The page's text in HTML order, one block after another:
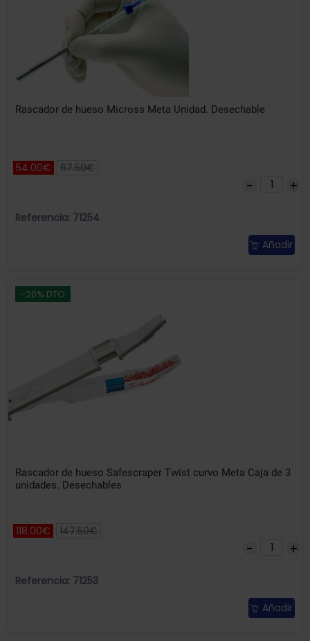
Rascador de hueso Micross Meta Unidad. Desechable
54.00€ 67.50€
Referencia: 71254
Añadir
-20% DTO
Rascador de hueso Safescraper Twist curvo Meta Caja de 3
unidades. Desechables
118.00€ 147.50€
Referencia: 71253
Añadir